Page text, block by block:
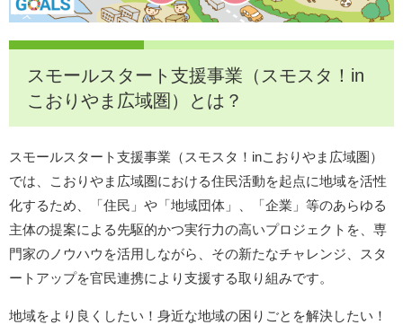
スモールスタート支援事業（スモスタ！in
こおりやま広域圏）とは？
スモールスタート支援事業（スモスタ！inこおりやま広域圏）
では、こおりやま広域圏における住民活動を起点に地域を活性
化するため、「住民」や「地域団体」、「企業」等のあらゆる
主体の提案による先駆的かつ実行力の高いプロジェクトを、専
門家のノウハウを活用しながら、その新たなチャレンジ、スタ
ートアップを官民連携により支援する取り組みです。
地域をより良くしたい！身近な地域の困りごとを解決したい！